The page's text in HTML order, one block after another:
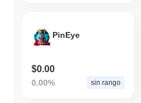
PinEye
$0.00
0.00% sin rango